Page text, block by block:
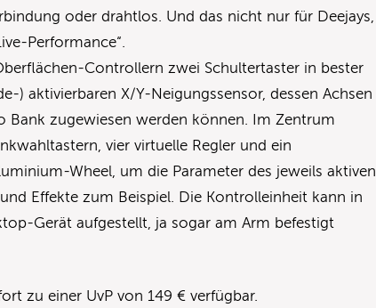
oder drahtlos. Und das nicht nur für Deejays,
Performance“.
Controllern zwei Schultertaster in bester
) aktivierbaren X/Y-Neigungssensor, dessen Achsen
Bank zugewiesen werden können. Im Zentrum
vier virtuelle Regler und ein
Wheel, um die Parameter des jeweils aktiven
Effekte zum Beispiel. Die Kontrolleinheit kann in
Gerät aufgestellt, ja sogar am Arm befestigt
zu einer UvP von 149 € verfügbar.